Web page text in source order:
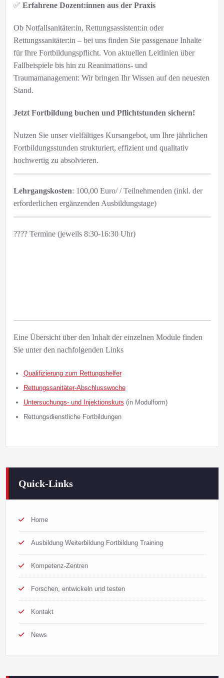
✅ Erfahrene Dozent:innen aus der Praxis
Ob Notfallsanitäter:in, Rettungsassistent:in oder
Rettungssanitäter:in – bei uns finden Sie passgenaue Inhalte
für Ihre Fortbildungspflicht. Von aktuellen Leitlinien über
Fallbeispiele bis hin zu Reanimations- und
Traumamanagement: Wir bringen Ihr Wissen auf den neuesten
Stand.
Jetzt Fortbildung buchen und Pflichtstunden sichern!
Nutzen Sie unser vielfältiges Kursangebot, um Ihre jährlichen
Fortbildungsstunden strukturiert, effizient und qualitativ
hochwertig zu absolvieren.
Lehrgangskosten: 100,00 Euro/ / Teilnehmenden (inkl. der
erforderlichen ergänzenden Ausbildungstage)
???? Termine (jeweils 8:30-16:30 Uhr)
Eine Übersicht über den Inhalt der einzelnen Module finden
Sie unter den nachfolgenden Links
Qualifizierung zum Rettungshelfer
Rettungssanitäter-Abschlusswoche
Untersuchungs- und Injektionskurs (in Modulform)
Rettungsdienstliche Fortbildungen
Quick-Links
Home
Ausbildung Weiterbildung Fortbildung Training
Kompetenz-Zentren
Forschen, entwickeln und testen
Kontakt
News